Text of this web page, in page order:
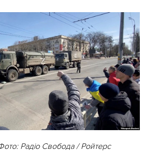
Радіо Свобода / Ройтерс